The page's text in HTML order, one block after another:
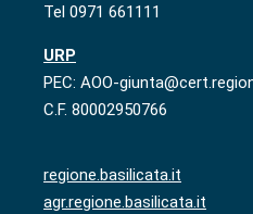
Tel 0971 661111
URP
PEC: AOO-
C.F. 80002950766
regione.basilicata.it
agr.regione.basilicata.it